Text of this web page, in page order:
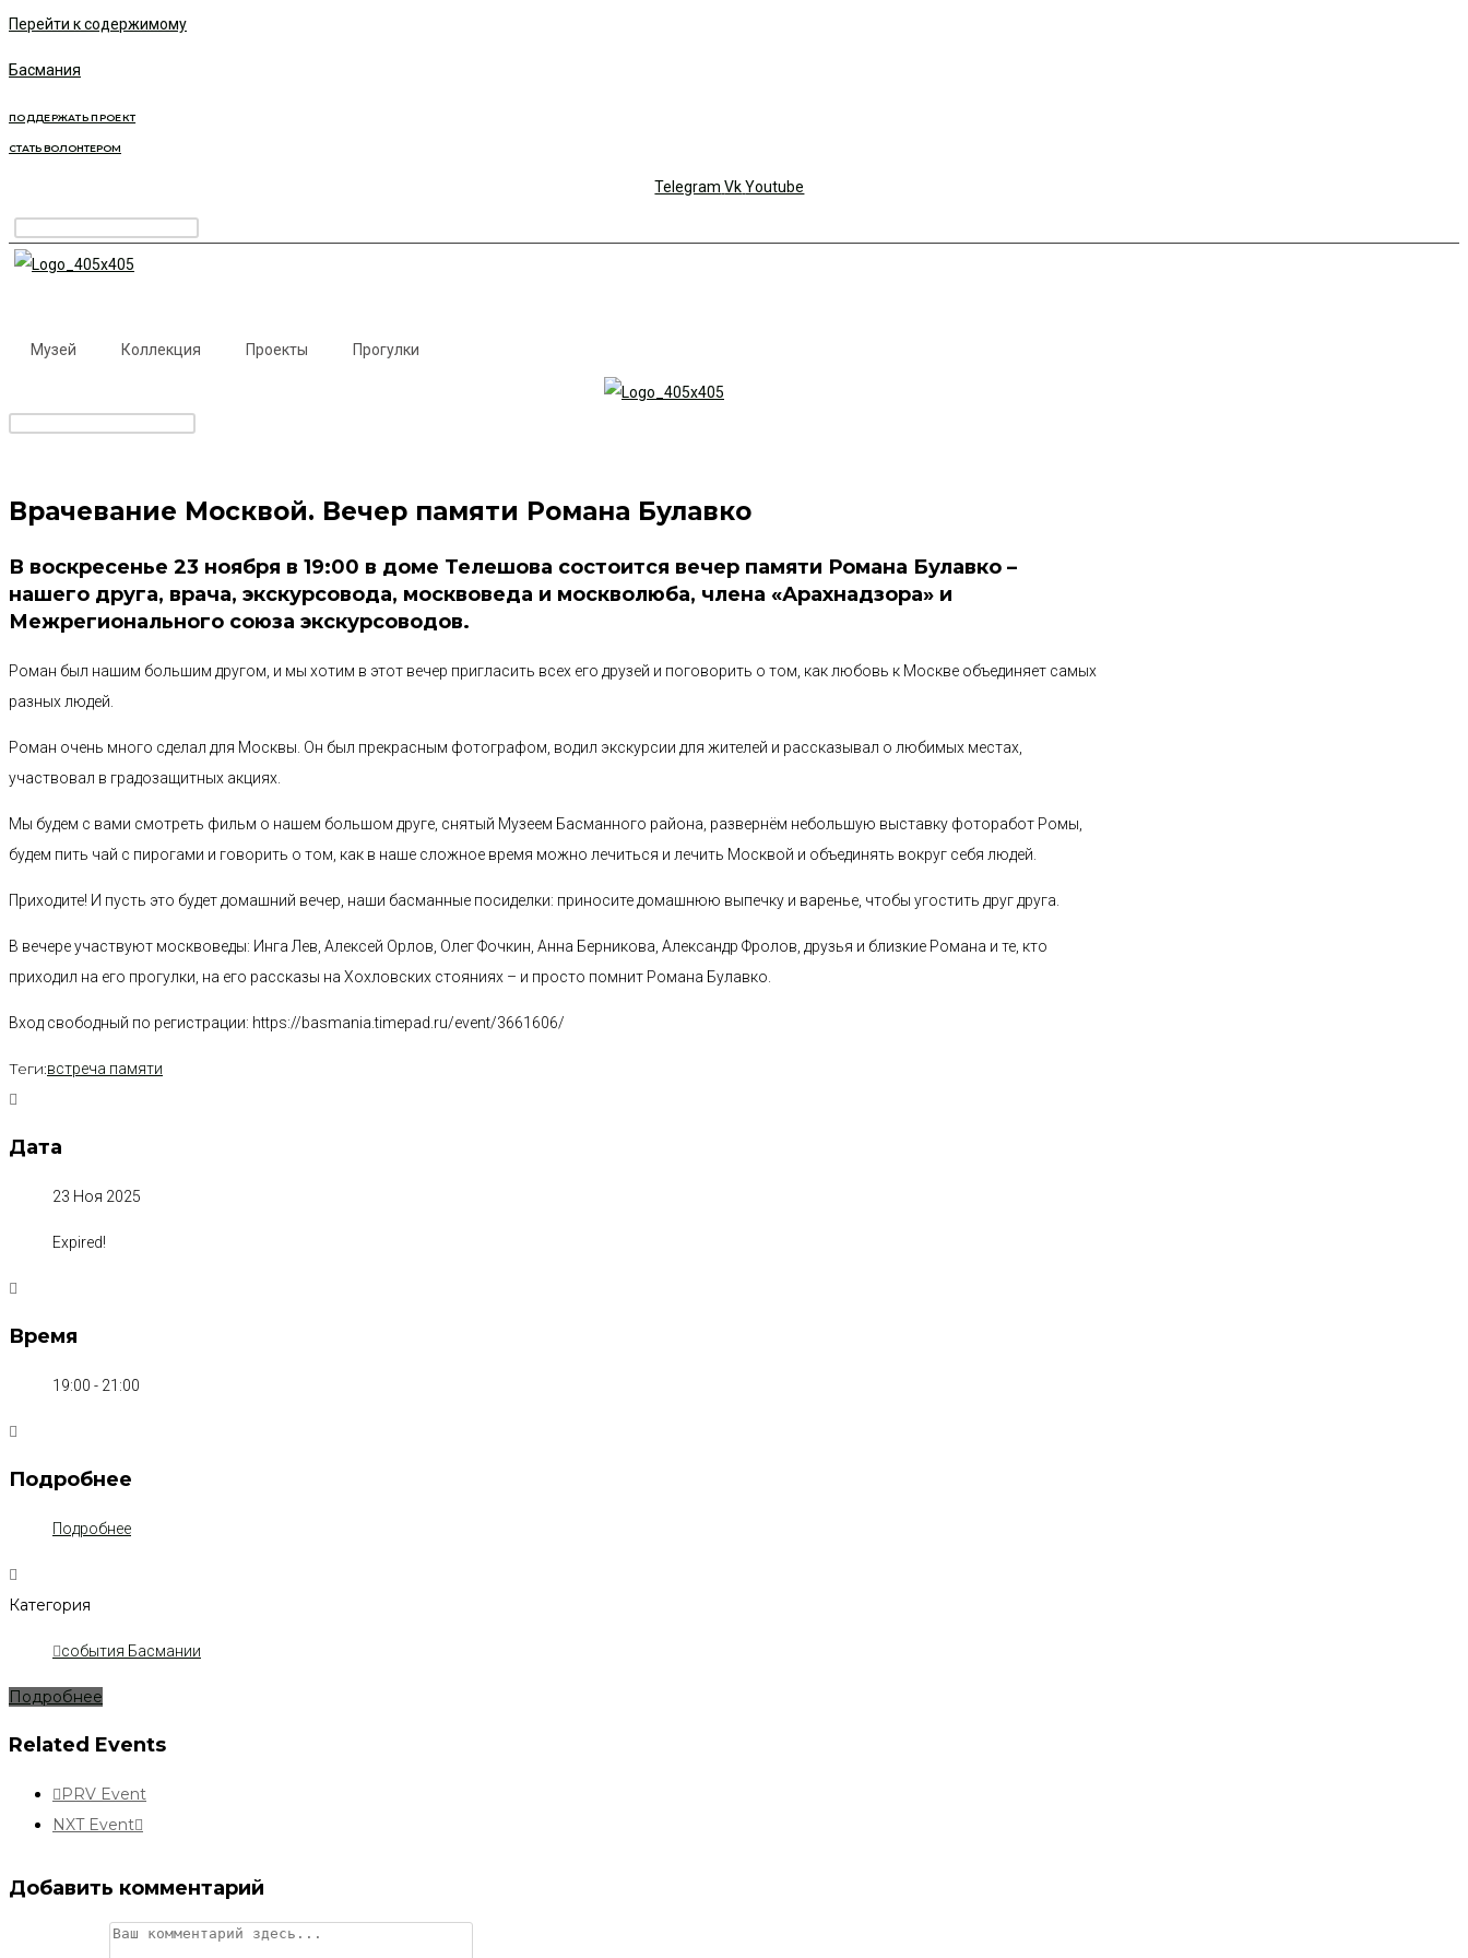
Перейти к содержимому
Басмания
ПОДДЕРЖАТЬ ПРОЕКТ
СТАТЬ ВОЛОНТЕРОМ
Telegram Vk Youtube
Музей Коллекция Проекты Прогулки
Врачевание Москвой. Вечер памяти Романа Булавко
В воскресенье 23 ноября в 19:00 в доме Телешова состоится вечер памяти Романа Булавко –
нашего друга, врача, экскурсовода, москвоведа и москволюба, члена «Арахнадзора» и
Межрегионального союза экскурсоводов.
Роман был нашим большим другом, и мы хотим в этот вечер пригласить всех его друзей и поговорить о том, как любовь к Москве объединяет самых
разных людей.
Роман очень много сделал для Москвы. Он был прекрасным фотографом, водил экскурсии для жителей и рассказывал о любимых местах,
участвовал в градозащитных акциях.
Мы будем с вами смотреть фильм о нашем большом друге, снятый Музеем Басманного района, развернём небольшую выставку фоторабот Ромы,
будем пить чай с пирогами и говорить о том, как в наше сложное время можно лечиться и лечить Москвой и объединять вокруг себя людей.
Приходите! И пусть это будет домашний вечер, наши басманные посиделки: приносите домашнюю выпечку и варенье, чтобы угостить друг друга.
В вечере участвуют москвоведы: Инга Лев, Алексей Орлов, Олег Фочкин, Анна Берникова, Александр Фролов, друзья и близкие Романа и те, кто
приходил на его прогулки, на его рассказы на Хохловских стояниях – и просто помнит Романа Булавко.
Вход свободный по регистрации: https://basmania.timepad.ru/event/3661606/
Теги:встреча памяти
Дата
23 Ноя 2025
Expired!
Время
19:00 - 21:00
Подробнее
Подробнее
Категория
события Басмании
Подробнее
Related Events
PRV Event
NXT Event
Добавить комментарий